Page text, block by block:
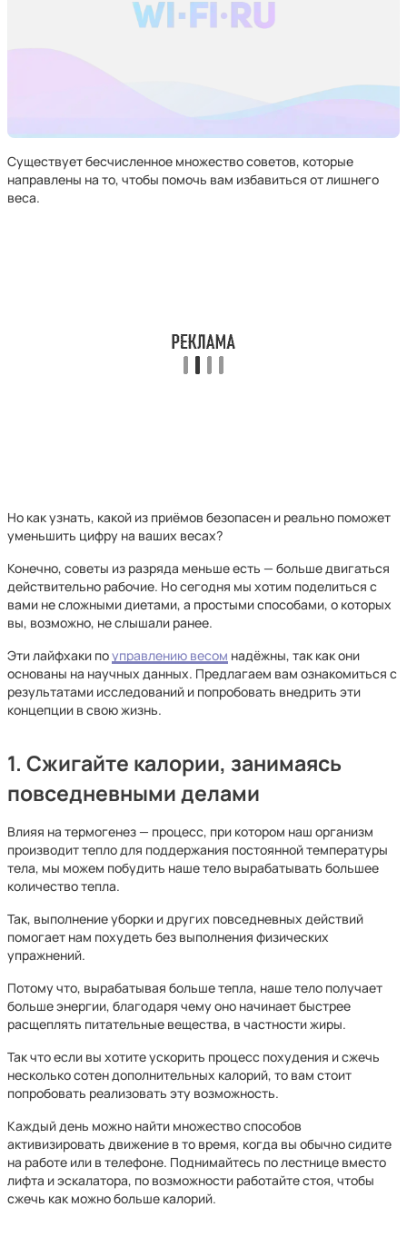
Существует бесчисленное множество советов, которые
направлены на то, чтобы помочь вам избавиться от лишнего
веса.
Но как узнать, какой из приёмов безопасен и реально поможет
уменьшить цифру на ваших весах?
Конечно, советы из разряда меньше есть — больше двигаться
действительно рабочие. Но сегодня мы хотим поделиться с
вами не сложными диетами, а простыми способами, о которых
вы, возможно, не слышали ранее.
Эти лайфхаки поуправлению весом надёжны, так как они
основаны на научных данных. Предлагаем вам ознакомиться с
результатами исследований и попробовать внедрить эти
концепции в свою жизнь.
1. Сжигайте калории, занимаясь
повседневными делами
Влияя на термогенез — процесс, при котором наш организм
производит тепло для поддержания постоянной температуры
тела, мы можем побудить наше тело вырабатывать большее
количество тепла.
Так, выполнение уборки и других повседневных действий
помогает нам похудеть без выполнения физических
упражнений.
Потому что, вырабатывая больше тепла, наше тело получает
больше энергии, благодаря чему оно начинает быстрее
расщеплять питательные вещества, в частности жиры.
Так что если вы хотите ускорить процесс похудения и сжечь
несколько сотен дополнительных калорий, то вам стоит
попробовать реализовать эту возможность.
Каждый день можно найти множество способов
активизировать движение в то время, когда вы обычно сидите
на работе или в телефоне. Поднимайтесь по лестнице вместо
лифта и эскалатора, по возможности работайте стоя, чтобы
сжечь как можно больше калорий.